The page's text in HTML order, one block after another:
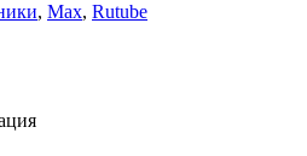
, Max, Rutube